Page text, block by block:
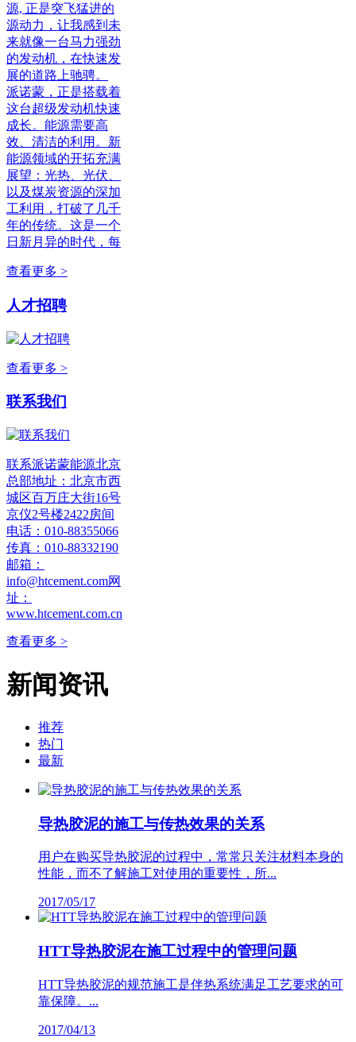
源, 正是突飞猛进的
源动力，让我感到未
来就像一台马力强劲
的发动机，在快速发
展的道路上驰骋。
派诺蒙，正是搭载着
这台超级发动机快速
成长。能源需要高
效、清洁的利用。新
能源领域的开拓充满
展望：光热、光伏、
以及煤炭资源的深加
工利用，打破了几千
年的传统。这是一个
日新月异的时代，每
查看更多 >
人才招聘
查看更多 >
联系我们
联系派诺蒙能源北京
总部地址：北京市西
城区百万庄大街16号
京仪2号楼2422房间
电话：010-88355066
传真：010-88332190
邮箱：
info@htcement.com网
址：
www.htcement.com.cn
查看更多 >
新闻资讯
推荐
热门
最新
导热胶泥的施工与传热效果的关系
用户在购买导热胶泥的过程中，常常只关注材料本身的
性能，而不了解施工对使用的重要性，所...
2017/05/17
HTT导热胶泥在施工过程中的管理问题
HTT导热胶泥的规范施工是伴热系统满足工艺要求的可
靠保障。...
2017/04/13